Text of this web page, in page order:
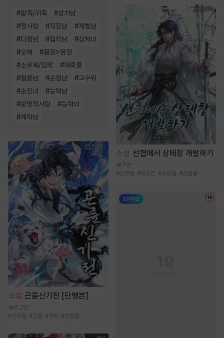
#왕족/귀족 #상처남
#첫사랑 #직진남 #재벌남
#다정남 #집착남 #상처녀
#오해 #몸정>맘정
#소유욕/집착 #재회물
#절륜남 #순정남 #고수위
#순진녀 #능력남
#운명적사랑 #능력녀
#계략남
소설 곤륜신기전 [단행본]
8.2만
#신무협 #곤륜 #정파 #선협물
소설 선협에서 상태창 개발하기
7만
#신무협 #먼치킨 #성장물 #선협물